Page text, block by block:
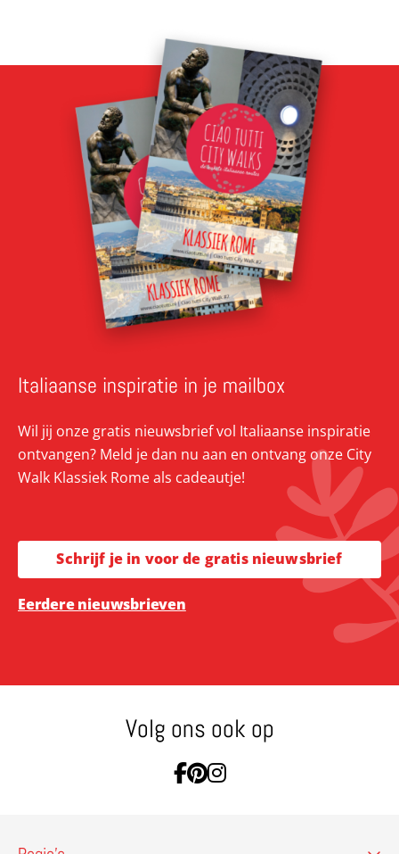
Italiaanse inspiratie in je mailbox
Wil jij onze gratis nieuwsbrief vol Italiaanse inspiratie
ontvangen? Meld je dan nu aan en ontvang onze City
Walk Klassiek Rome als cadeautje!
Schrijf je in voor de gratis nieuwsbrief
Eerdere nieuwsbrieven
Volg ons ook op
Ga naar Facebook
Ga naar Pinterest
Ga naar Instagram